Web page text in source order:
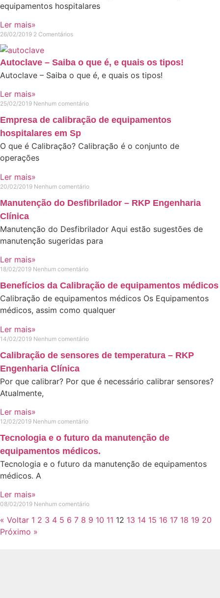
equipamentos hospitalares
Ler mais»
26/02/2019 2 Comentários
Autoclave – Saiba o que é, e quais os tipos!
Autoclave – Saiba o que é, e quais os tipos!
Ler mais»
25/02/2019 Nenhum comentário
Empresa de calibração de equipamentos
hospitalares em Sp
O que é Calibração? Calibração é o conjunto de
operações
Ler mais»
20/02/2019 Nenhum comentário
Manutenção do Desfibrilador – RKP Engenharia
Clínica
Manutenção do Desfibrilador Aqui estão sugestões de
manutenção sugeridas para
Ler mais»
18/02/2019 Nenhum comentário
Benefícios da Calibração de equipamentos médicos
Calibração de equipamentos médicos Os Equipamentos
médicos, assim como qualquer
Ler mais»
14/02/2019 Nenhum comentário
Calibração de sensores de temperatura – RKP
Engenharia Clínica
Por que calibrar? Por que é necessário calibrar sensores?
Atualmente,
Ler mais»
12/02/2019 Nenhum comentário
Tecnologia e o futuro da manutenção de
equipamentos médicos.
Tecnologia e o futuro da manutenção de equipamentos
médicos. A
Ler mais»
08/02/2019 Nenhum comentário
« Voltar 1 2 3 4 5 6 7 8 9 10 11 12 13 14 15 16 17 18 19 20
Próximo »